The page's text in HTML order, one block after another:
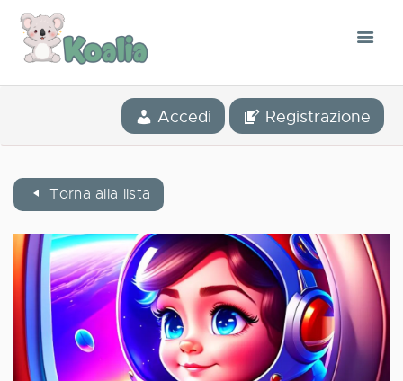
L’APPLICAZIONE
LA BIBLIOTECA
CONTACT
ITALIANO
Accedi Registrazione
Torna alla lista